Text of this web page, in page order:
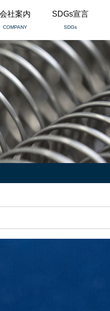
会社案内
COMPANY
SDGs宣言
SDGs